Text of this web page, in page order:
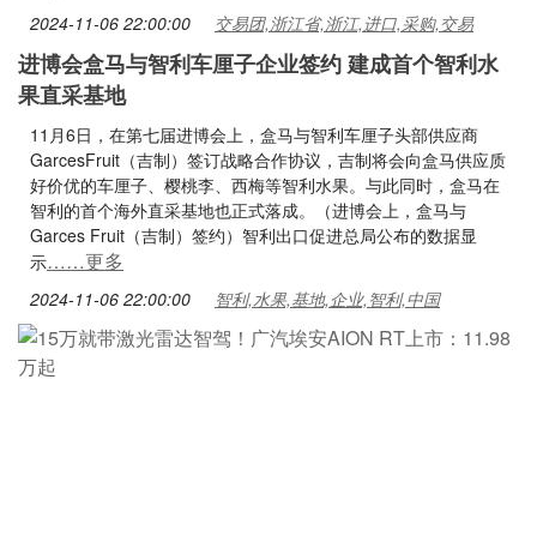
2024-11-06 22:00:00 交易团,浙江省,浙江,进口,采购,交易
进博会盒马与智利车厘子企业签约 建成首个智利水
果直采基地
11月6日，在第七届进博会上，盒马与智利车厘子头部供应商
GarcesFruit（吉制）签订战略合作协议，吉制将会向盒马供应质
好价优的车厘子、樱桃李、西梅等智利水果。与此同时，盒马在
智利的首个海外直采基地也正式落成。（进博会上，盒马与
Garces Fruit（吉制）签约）智利出口促进总局公布的数据显
示……更多
2024-11-06 22:00:00 智利,水果,基地,企业,智利,中国